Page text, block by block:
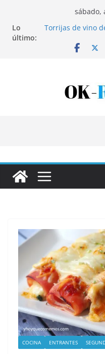
contenido
sábado,
Lo
último:
Tartaletas de
albaricoques
Patatas rellenas
COCINA ENTRANTES